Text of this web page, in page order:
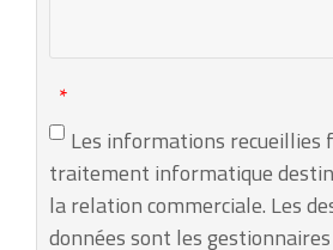
*
Les informations recueillies
traitement informatique
la relation commerciale. Les
données sont les